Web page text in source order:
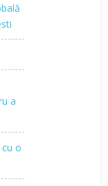
a
o